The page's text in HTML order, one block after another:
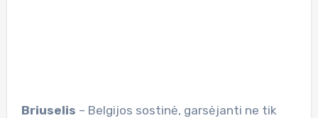
Briuselis – Belgijos sostinė, garsėjanti ne tik